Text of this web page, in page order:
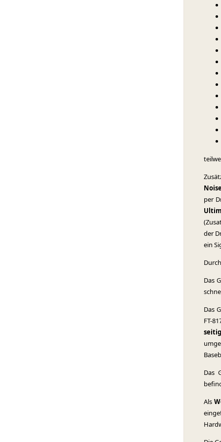
per
der
ein
Das
Das
FT-
Das
Als